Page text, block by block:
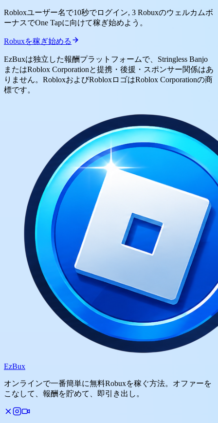
Robloxユーザー名で10秒でログイン, 3 Robuxのウェルカムボ
ーナスでOne Tapに向けて稼ぎ始めよう。
Robuxを稼ぎ始める
EzBuxは独立した報酬プラットフォームで、Stringless Banjo
またはRoblox Corporationと提携・後援・スポンサー関係はあ
りません。RobloxおよびRobloxロゴはRoblox Corporationの商
標です。
EzBux
オンラインで一番簡単に無料Robuxを稼ぐ方法。オファーを
こなして、報酬を貯めて、即引き出し。